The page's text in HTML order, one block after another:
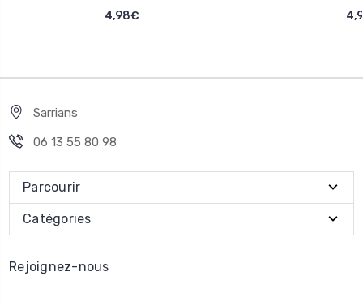
4,98€
Sarrians
06 13 55 80 98
Parcourir
Catégories
Rejoignez-nous